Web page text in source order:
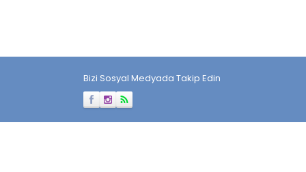
Bizi Sosyal Medyada Takip Edin